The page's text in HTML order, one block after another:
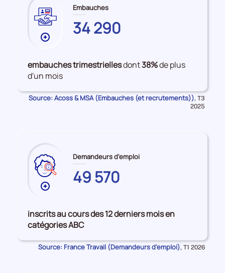
Plus
données
sur
les
Embauches
Embauches
DEUX-
SEVRES
34 290
embauches trimestriellesdont38%de plus
d'un mois
Source: Acoss & MSA (Embauches (et recrutements)), Données
pour
T3
2025
Plus
données
sur
les
DEUX-
Demandeurs d'emploi
49 570
inscrits au cours des 12 derniers mois en
catégories ABC
Source: France Travail (Demandeurs d'emploi), Données
T1 2026